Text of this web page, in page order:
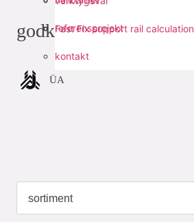
Fast Fix support rail calculation
referensprojekt
kontakt
godkännanden
ÜA